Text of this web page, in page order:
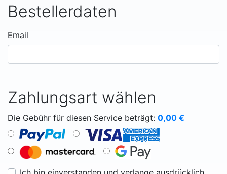
Bestellerdaten
Email
Zahlungsart wählen
Die Gebühr für diesen Service beträgt: 0,00 €